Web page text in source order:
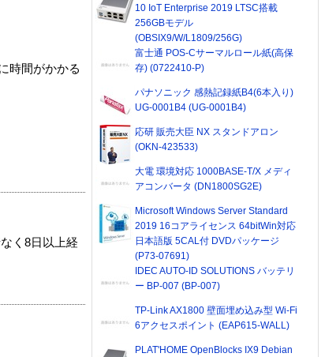
時間がかかる
く8日以上経
10 IoT Enterprise 2019 LTSC搭載
256GBモデル
(OBSIX9/W/L1809/256G)
富士通 POS-Cサーマルロール紙(高保
存) (0722410-P)
パナソニック 感熱記録紙B4(6本入り)
UG-0001B4 (UG-0001B4)
応研 販売大臣 NX スタンドアロン
(OKN-423533)
大電 環境対応 1000BASE-T/X メディ
アコンバータ (DN1800SG2E)
Microsoft Windows Server Standard
2019 16コアライセンス 64bitWin対応
日本語版 5CAL付 DVDパッケージ
(P73-07691)
IDEC AUTO-ID SOLUTIONS バッテリ
ー BP-007 (BP-007)
TP-Link AX1800 壁面埋め込み型 Wi-Fi
6アクセスポイント (EAP615-WALL)
PLAT'HOME OpenBlocks IX9 Debian